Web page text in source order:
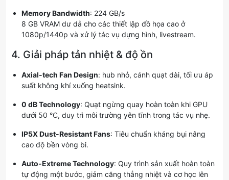
Memory Bandwidth: 224 GB/s
8 GB VRAM dư dả cho các thiết lập đồ họa cao ở
1080p/1440p và xử lý tác vụ dựng hình, livestream.
4. Giải pháp tản nhiệt & độ ồn
Axial-tech Fan Design: hub nhỏ, cánh quạt dài, tối ưu áp
suất không khí xuống heatsink.
0 dB Technology: Quạt ngừng quay hoàn toàn khi GPU
dưới 50 °C, duy trì môi trường yên tĩnh trong tác vụ nhẹ.
IP5X Dust-Resistant Fans: Tiêu chuẩn kháng bụi nâng
cao độ bền vòng bi.
Auto-Extreme Technology: Quy trình sản xuất hoàn toàn
tự động một bước, giảm căng thẳng nhiệt và cơ học lên